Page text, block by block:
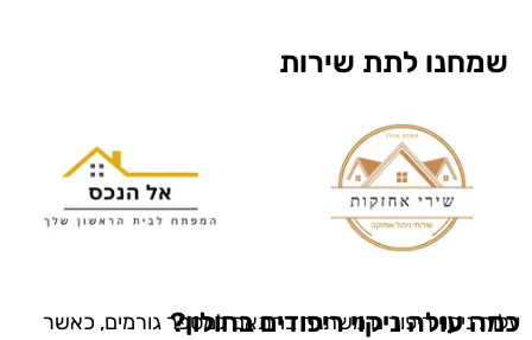
שמחנו לתת שירות
כמה עולה ניקוי ריפודים בחולון?
עלות ניקוי ריפודים משתנה בהתאם למספר גורמים, כאשר